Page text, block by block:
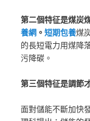
第二個特征是煤炭
養網 。短期包養煤
的長短電力用煤降
污降碳。
第三個特征是調節
面對儲能不斷加快